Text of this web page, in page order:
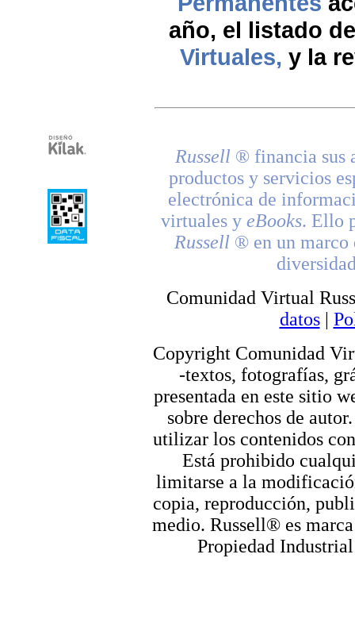
año, el listado
Virtuales, y la
Russell ® financia sus
productos y servicios
electrónica de
virtuales y eBooks. Ello
Russell ® en un marco
Comunidad Virtual
datos|
Copyright Comunidad
-textos, fotografías,
presentada en este sitio
sobre derechos de
utilizar los contenidos
Está prohibido
limitarse a la
copia, reproducción,
medio. Russell® es
Propiedad